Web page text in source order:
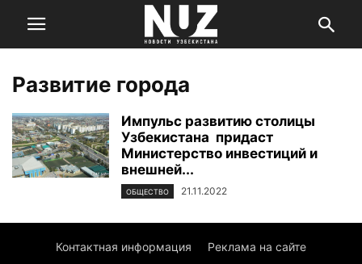
Развитие города
Импульс развитию столицы
Узбекистана придаст
Министерство инвестиций и
внешней...
ОБЩЕСТВО 21.11.2022
Контактная информация Реклама на сайте